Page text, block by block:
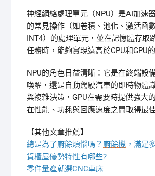
神經網絡處理單元（NPU）是AI加速
的常見操作（如卷積、池化、激活函
INT4）的處理單元，並在記憶體存取
任務時，能夠實現遠高於CPU和GPU
NPU的角色日益清晰：它是在終端設
喚醒，還是自動駕駛汽車的即時物體
與複雜決策，GPU在需要時提供強大
在性能、功耗與回應速度之間取得最
【其他文章推薦】
總是為了廚餘煩惱嗎？ 廚餘機 ，滿足
貨櫃屋優勢特性有哪些?
零件量產就選CNC車床